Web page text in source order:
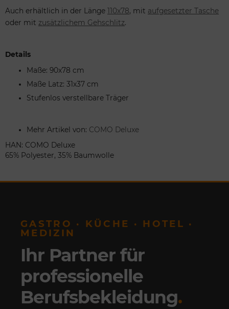
Auch erhältlich in der Länge 110x78, mit aufgesetzter Tasche
oder mit zusätzlichem Gehschlitz.
Details
Maße: 90x78 cm
Maße Latz: 31x37 cm
Stufenlos verstellbare Träger
Mehr Artikel von: COMO Deluxe
HAN: COMO Deluxe
65% Polyester, 35% Baumwolle
GASTRO · KÜCHE · HOTEL ·
MEDIZIN
Ihr Partner für
professionelle
Berufsbekleidung.